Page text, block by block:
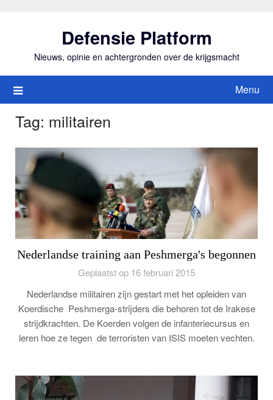
Defensie Platform
Nieuws, opinie en achtergronden over de krijgsmacht
Menu
Tag: militairen
Nederlandse training aan Peshmerga's begonnen
Geplaatst op 16 februari 2015
Nederlandse militairen zijn gestart met het opleiden van
Koerdische Peshmerga-strijders die behoren tot de Irakese
strijdkrachten. De Koerden volgen de infanteriecursus en
leren hoe ze tegen de terroristen van ISIS moeten vechten.